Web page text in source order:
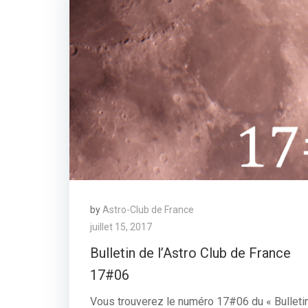
by Astro-Club de France
juillet 15, 2017
Bulletin de l’Astro Club de France
17#06
Vous trouverez le numéro 17#06 du «